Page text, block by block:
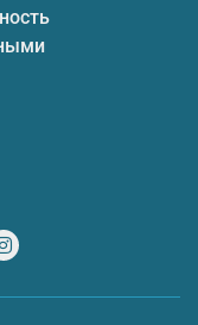
Instagram